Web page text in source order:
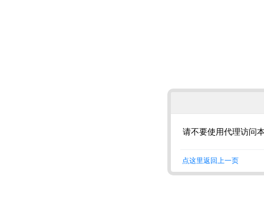
请不要使用代理访问
点这里返回上一页